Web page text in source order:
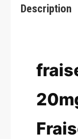
Description